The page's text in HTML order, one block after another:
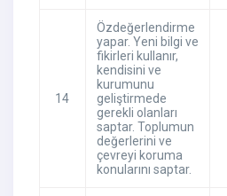
14
Özdeğerlendirme
yapar. Yeni bilgi ve
fikirleri kullanır,
kendisini ve
kurumunu
geliştirmede
gerekli olanları
saptar. Toplumun
değerlerini ve
çevreyi koruma
konularını saptar.